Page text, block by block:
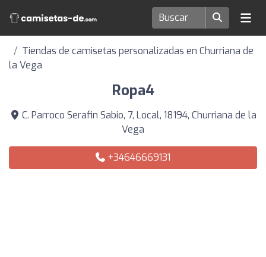
Tiendas de camisetas personalizadas en Churriana de
la Vega
Ropa4
C. Parroco Serafin Sabio, 7, Local, 18194, Churriana de la
Vega
+34646669131